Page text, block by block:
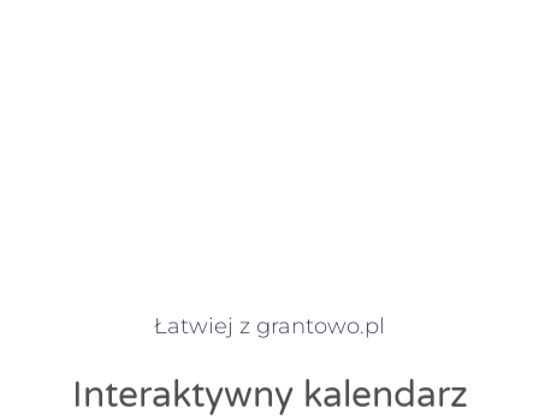
Łatwiej z grantowo.pl
Interaktywny kalendarz